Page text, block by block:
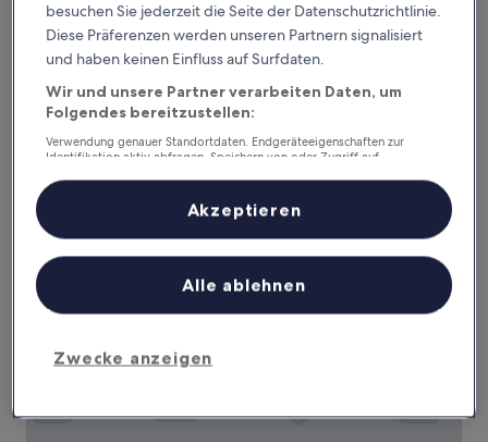
Stage Coach Lodge
Stage Coach Lodge
Sterne-
Unterkunft
Eichenhain, 0,7 km von Dennis the Menace Playground
entfernt
9.0
10,
Wunderbar,
(1.004
Bewertungen)
9,0/10 Wunderbar (1.004 Bewertungen)
Der
135 €
135 €
inkl. Steuern & Gebühren
1. Sept.–2. Sept.
Lone Oak Lodge
besuchen Sie jederzeit die Seite der Datenschutzrichtlinie.
Diese Präferenzen werden unseren Partnern signalisiert
und haben keinen Einfluss auf Surfdaten.
Wir und unsere Partner verarbeiten Daten, um
Folgendes bereitzustellen:
Verwendung genauer Standortdaten. Endgeräteeigenschaften zur
Identifikation aktiv abfragen. Speichern von oder Zugriff auf
Inhalte, Messung von Werbeleistung und der Performance von Inhalten,
Zielgruppenforschung sowie Entwicklung und Verbesserung von
Liste der Partner (Lieferanten)
Zwecke anzeigen
Alle ablehnen
Akzeptieren